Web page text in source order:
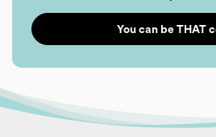
You can be THAT